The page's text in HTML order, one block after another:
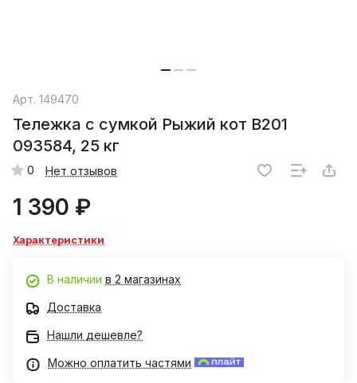
Арт. 149470
Тележка с сумкой Рыжий кот B201
093584, 25 кг
0 Нет отзывов
1 390 ₽
Характеристики
В наличии в 2 магазинах
Доставка
Нашли дешевле?
Можно оплатить частями